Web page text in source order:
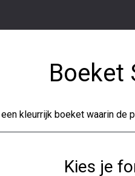
Boeket
kleurrijk boeket waarin
Kies je